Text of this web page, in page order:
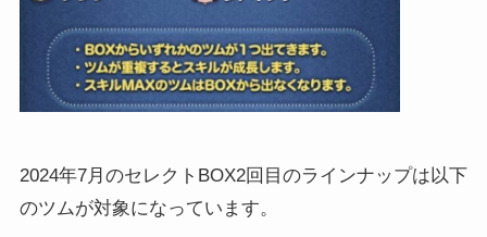
2024年7月のセレクトBOX2回目のラインナップは以下
のツムが対象になっています。